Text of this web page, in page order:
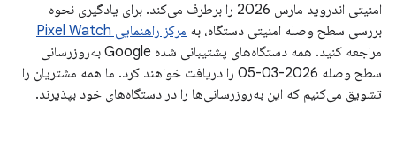
امنیتی اندروید مارس 2026 را برطرف می‌کند. برای یادگیری نحوه
بررسی سطح وصله امنیتی دستگاه، به مرکز راهنمایی Pixel Watch
مراجعه کنید. همه دستگاه‌های پشتیبانی شده Google به‌روزرسانی
سطح وصله 2026-03-05 را دریافت خواهند کرد. ما همه مشتریان را
تشویق می‌کنیم که این به‌روزرسانی‌ها را در دستگاه‌های خود بپذیرند.